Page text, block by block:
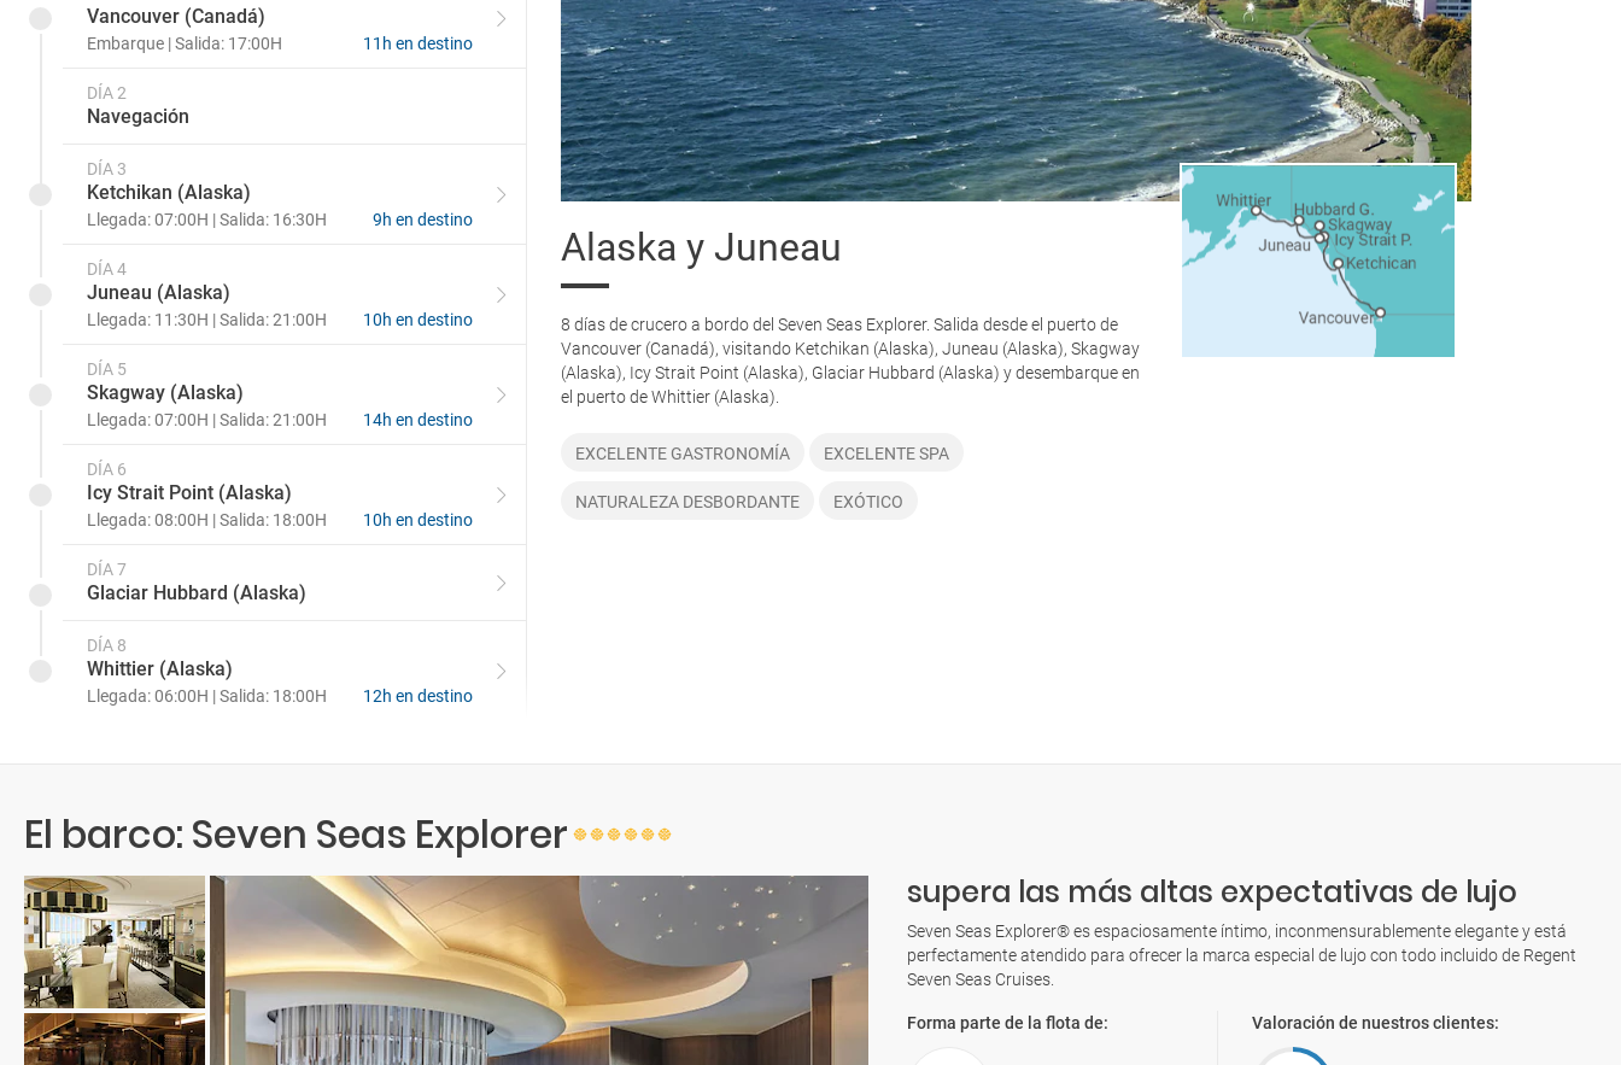
Suite Serenity F2
Suite Serenity F1
Suite Concierge E
Suite Concierge D
Suite Explorer ES
Suite Grand GS
Signature Suite SG
9.972€
10.242€
10.632€
15.112€
Vancouver (Canadá)
Embarque | Salida: 17:00H 11h en destino
DÍA 2
Navegación
DÍA 3
Ketchikan (Alaska)
Llegada: 07:00H | Salida: 16:30H 9h en destino
DÍA 4
Juneau (Alaska)
Llegada: 11:30H | Salida: 21:00H 10h en destino
DÍA 5
Skagway (Alaska)
Llegada: 07:00H | Salida: 21:00H 14h en destino
DÍA 6
Icy Strait Point (Alaska)
Llegada: 08:00H | Salida: 18:00H 10h en destino
DÍA 7
Glaciar Hubbard (Alaska)
DÍA 8
Whittier (Alaska)
Llegada: 06:00H | Salida: 18:00H 12h en destino
Alaska y Juneau
8 días de crucero a bordo del Seven Seas Explorer. Salida desde el puerto de
Vancouver (Canadá), visitando Ketchikan (Alaska), Juneau (Alaska), Skagway
(Alaska), Icy Strait Point (Alaska), Glaciar Hubbard (Alaska) y desembarque en
el puerto de Whittier (Alaska).
EXCELENTE GASTRONOMÍA EXCELENTE SPA
NATURALEZA DESBORDANTE EXÓTICO
El barco: Seven Seas Explorer
supera las más altas expectativas de lujo
Seven Seas Explorer® es espaciosamente íntimo, inconmensurablemente elegante y está
perfectamente atendido para ofrecer la marca especial de lujo con todo incluido de Regent
Seven Seas Cruises.
Forma parte de la flota de: Valoración de nuestros clientes: